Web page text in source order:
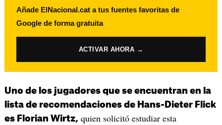
Añade ElNacional.cat a tus fuentes favoritas de
Google de forma gratuita
ACTIVAR AHORA →
Uno de los jugadores que se encuentran en la
lista de recomendaciones de Hans-Dieter Flick
es Florian Wirtz, quien solicitó estudiar esta